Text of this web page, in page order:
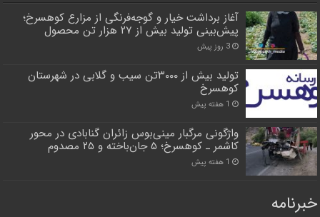
آغاز برداشت خیار و گوجه‌فرنگی از مزارع کوهسرخ؛
پیش‌بینی تولید بیش از ۲۷ هزار تن محصول
3 روز پیش
تولید بیش از ۳۰۰۰تن سیب و گلابی در شهرستان
کوهسرخ
1 هفته پیش
واژگونی مرگبار مینی‌بوس زائران گنابادی در محور
کاشمر ـ کوهسرخ؛ ۵ جان‌باخته و ۲۵ مصدوم
1 هفته پیش
خبرنامه